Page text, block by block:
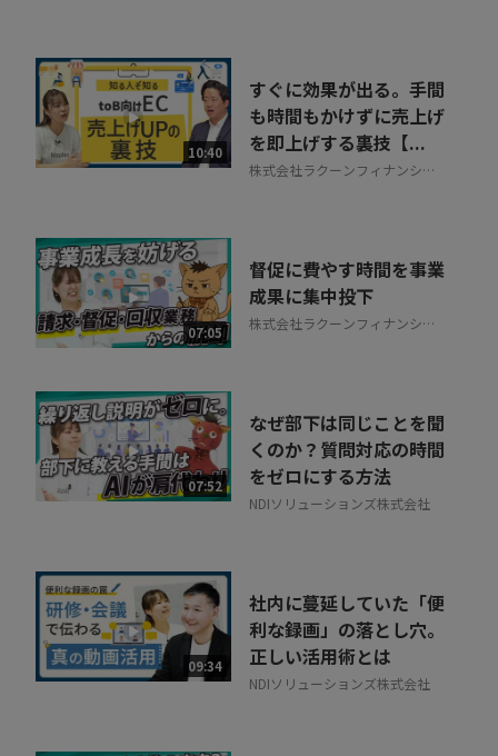
10:40
すぐに効果が出る。手間
も時間もかけずに売上げ
を即上げする裏技【...
株式会社ラクーンフィナンシャ
07:05
督促に費やす時間を事業
成果に集中投下
株式会社ラクーンフィナンシャ
07:52
なぜ部下は同じことを聞
くのか？質問対応の時間
をゼロにする方法
NDIソリューションズ株式会社
09:34
社内に蔓延していた「便
利な録画」の落とし穴。
正しい活用術とは
NDIソリューションズ株式会社